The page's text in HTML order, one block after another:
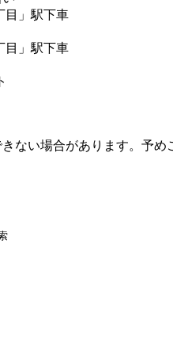
目」駅下車
目」駅下車
ない場合があります。予め